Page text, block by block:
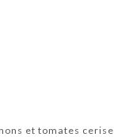
et tomates cerise